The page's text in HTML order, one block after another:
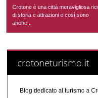
Crotone è una città meravigliosa
di storia e attrazioni e così sono
anche...
crotoneturismo.it
Blog dedicato al turismo a